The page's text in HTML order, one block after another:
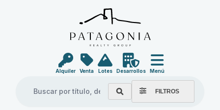
Alquiler Venta Lotes Desarrollos Menú
FILTROS